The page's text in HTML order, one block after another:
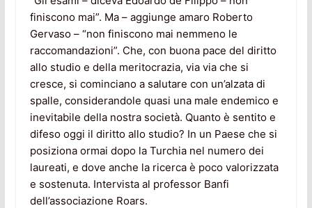
finiscono mai”. Ma – aggiunge amaro Roberto
Gervaso – “non finiscono mai nemmeno le
raccomandazioni”. Che, con buona pace del diritto
allo studio e della meritocrazia, via via che si
cresce, si cominciano a salutare con un’alzata di
spalle, considerandole quasi una male endemico e
inevitabile della nostra società. Quanto è sentito e
difeso oggi il diritto allo studio? In un Paese che si
posiziona ormai dopo la Turchia nel numero dei
laureati, e dove anche la ricerca è poco valorizzata
e sostenuta. Intervista al professor Banfi
dell’associazione Roars.